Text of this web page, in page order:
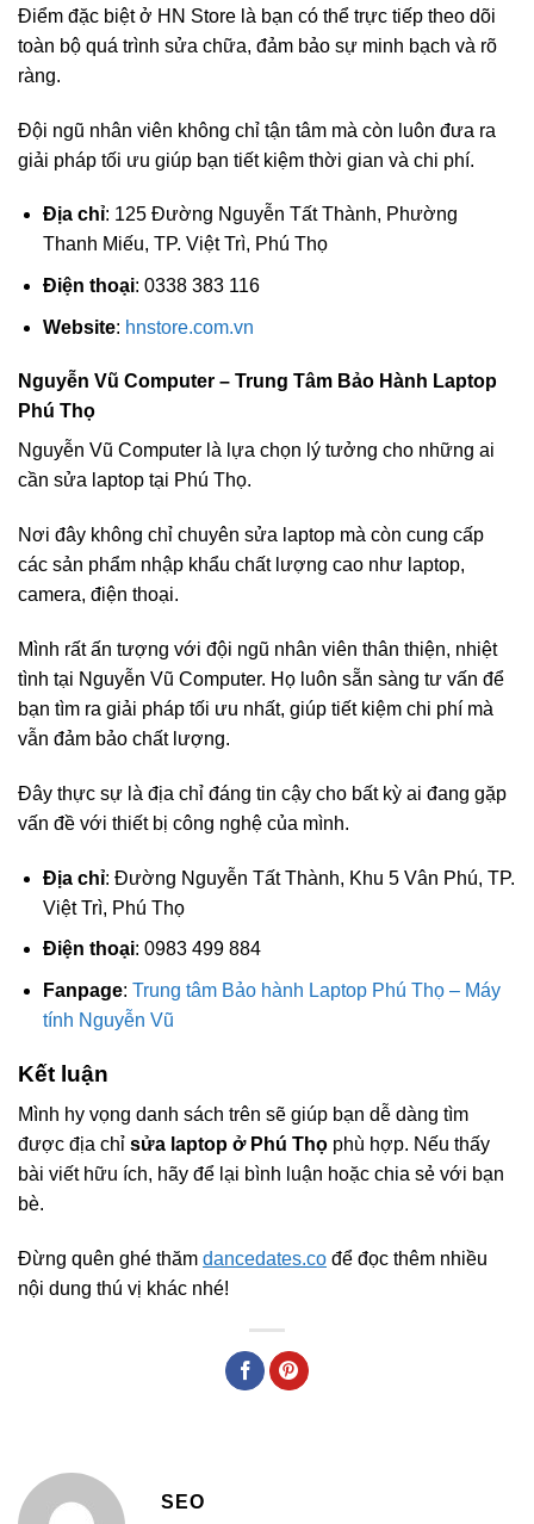
Điểm đặc biệt ở HN Store là bạn có thể trực tiếp theo dõi
toàn bộ quá trình sửa chữa, đảm bảo sự minh bạch và rõ
ràng.
Đội ngũ nhân viên không chỉ tận tâm mà còn luôn đưa ra
giải pháp tối ưu giúp bạn tiết kiệm thời gian và chi phí.
Địa chỉ: 125 Đường Nguyễn Tất Thành, Phường
Thanh Miếu, TP. Việt Trì, Phú Thọ
Điện thoại: 0338 383 116
Website: hnstore.com.vn
Nguyễn Vũ Computer – Trung Tâm Bảo Hành Laptop
Phú Thọ
Nguyễn Vũ Computer là lựa chọn lý tưởng cho những ai
cần sửa laptop tại Phú Thọ.
Nơi đây không chỉ chuyên sửa laptop mà còn cung cấp
các sản phẩm nhập khẩu chất lượng cao như laptop,
camera, điện thoại.
Mình rất ấn tượng với đội ngũ nhân viên thân thiện, nhiệt
tình tại Nguyễn Vũ Computer. Họ luôn sẵn sàng tư vấn để
bạn tìm ra giải pháp tối ưu nhất, giúp tiết kiệm chi phí mà
vẫn đảm bảo chất lượng.
Đây thực sự là địa chỉ đáng tin cậy cho bất kỳ ai đang gặp
vấn đề với thiết bị công nghệ của mình.
Địa chỉ: Đường Nguyễn Tất Thành, Khu 5 Vân Phú, TP.
Việt Trì, Phú Thọ
Điện thoại: 0983 499 884
Fanpage: Trung tâm Bảo hành Laptop Phú Thọ – Máy
tính Nguyễn Vũ
Kết luận
Mình hy vọng danh sách trên sẽ giúp bạn dễ dàng tìm
được địa chỉ sửa laptop ở Phú Thọ phù hợp. Nếu thấy
bài viết hữu ích, hãy để lại bình luận hoặc chia sẻ với bạn
bè.
Đừng quên ghé thăm dancedates.co để đọc thêm nhiều
nội dung thú vị khác nhé!
SEO